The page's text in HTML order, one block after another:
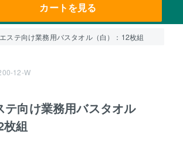
カートを見る
ステ向け業務用バスタオル（白）：12枚組
12-W
テ向け業務用バスタオル
枚組